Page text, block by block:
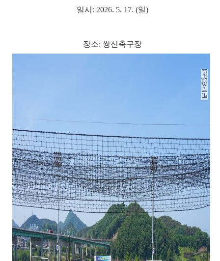
일시: 2026. 5. 17. (일)
장소: 쌍신축구장